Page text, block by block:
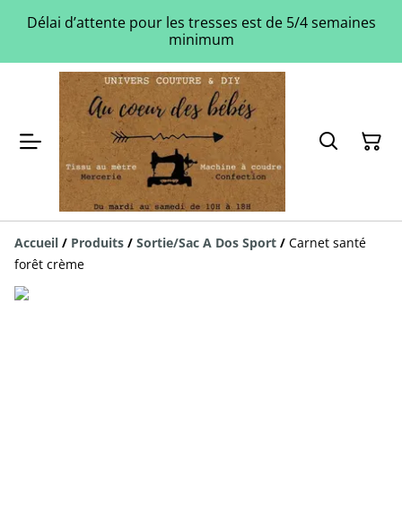
Délai d’attente pour les tresses est de 5/4 semaines
minimum
Accueil / Produits / Sortie/Sac A Dos Sport / Carnet santé
forêt crème